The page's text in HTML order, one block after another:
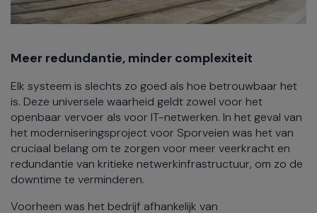
Meer redundantie, minder complexiteit
Elk systeem is slechts zo goed als hoe betrouwbaar het
is. Deze universele waarheid geldt zowel voor het
openbaar vervoer als voor IT-netwerken. In het geval van
het moderniseringsproject voor Sporveien was het van
cruciaal belang om te zorgen voor meer veerkracht en
redundantie van kritieke netwerkinfrastructuur, om zo de
downtime te verminderen.
Voorheen was het bedrijf afhankelijk van